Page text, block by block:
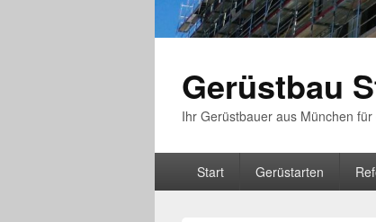
Gerüstbau
Ihr Gerüstbauer aus München
Start Gerüstarten